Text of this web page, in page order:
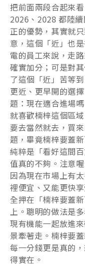
把前面兩段合起來
2026、2028 都陸
正的優勢，其實就
意，這個「近」也
電的員工來說，走
確實加分；可是對
了這個「近」苦等
更近、更早開的選
題：現在適合進場
就喜歡楠梓這個區
要去當然就去，買
題，畢竟楠梓要蓋
純粹是「看好這間
值真的不夠。注意
因為現在市場上有
裡便宜、又能更快
全押在「楠梓要蓋
上。聰明的做法是
現有機能一起放進
景牽著走。楠梓要
每一分錢更是真的
得實在。